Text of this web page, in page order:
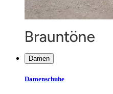
Damen
Damenschuhe